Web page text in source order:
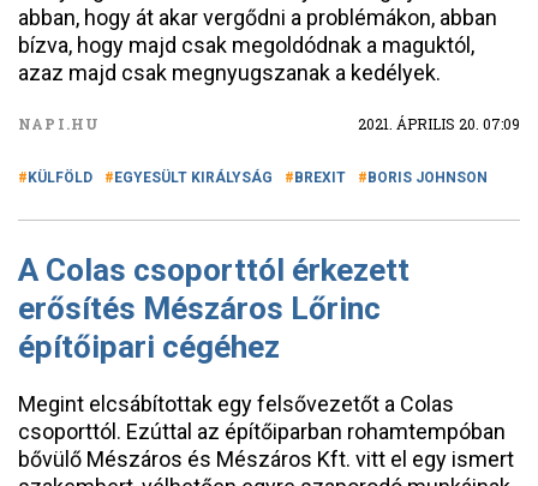
abban, hogy át akar vergődni a problémákon, abban
bízva, hogy majd csak megoldódnak a maguktól,
azaz majd csak megnyugszanak a kedélyek.
NAPI.HU 2021. ÁPRILIS 20. 07:09
KÜLFÖLD EGYESÜLT KIRÁLYSÁG BREXIT BORIS JOHNSON
A Colas csoporttól érkezett
erősítés Mészáros Lőrinc
építőipari cégéhez
Megint elcsábítottak egy felsővezetőt a Colas
csoporttól. Ezúttal az építőiparban rohamtempóban
bővülő Mészáros és Mészáros Kft. vitt el egy ismert